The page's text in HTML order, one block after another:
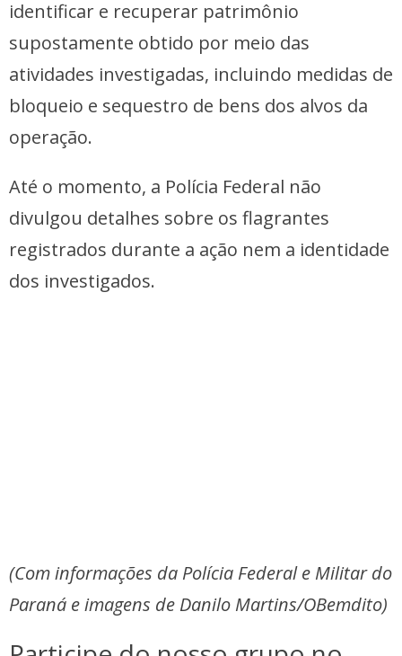
identificar e recuperar patrimônio
supostamente obtido por meio das
atividades investigadas, incluindo medidas de
bloqueio e sequestro de bens dos alvos da
operação.
Até o momento, a Polícia Federal não
divulgou detalhes sobre os flagrantes
registrados durante a ação nem a identidade
dos investigados.
(Com informações da Polícia Federal e Militar do
Paraná e imagens de Danilo Martins/OBemdito)